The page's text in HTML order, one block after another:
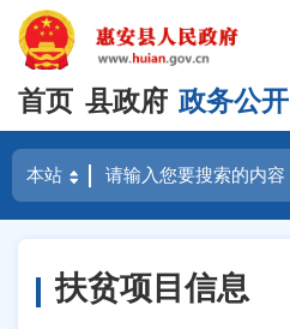
首页 县政府 政务公开
扶贫项目信息